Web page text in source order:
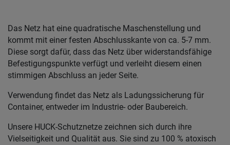
Das Netz hat eine quadratische Maschenstellung und
kommt mit einer festen Abschlusskante von ca. 5-7 mm.
Diese sorgt dafür, dass das Netz über widerstandsfähige
Befestigungspunkte verfügt und verleiht diesem einen
stimmigen Abschluss an jeder Seite.
Verwendung findet das Netz als Ladungssicherung für
Container, entweder im Industrie- oder Baubereich.
Unsere HUCK-Schutznetze zeichnen sich durch ihre
Vielseitigkeit und Qualität aus. Sie sind zu 100 % atoxisch